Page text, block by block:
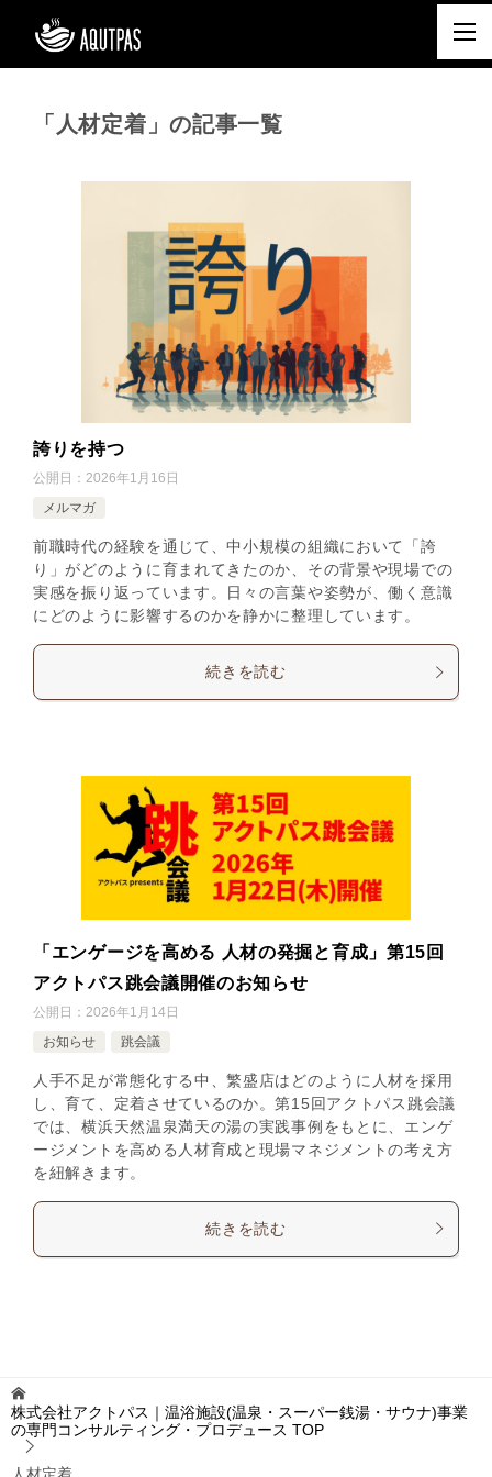
「人材定着」の記事一覧
誇りを持つ
公開日： 2026年1月16日
メルマガ
前職時代の経験を通じて、中小規模の組織において「誇
り」がどのように育まれてきたのか、その背景や現場での
実感を振り返っています。日々の言葉や姿勢が、働く意識
にどのように影響するのかを静かに整理しています。
続きを読む
「エンゲージを高める 人材の発掘と育成」第15回
アクトパス跳会議開催のお知らせ
公開日： 2026年1月14日
お知らせ
跳会議
人手不足が常態化する中、繁盛店はどのように人材を採用
し、育て、定着させているのか。第15回アクトパス跳会議
では、横浜天然温泉満天の湯の実践事例をもとに、エンゲ
ージメントを高める人材育成と現場マネジメントの考え方
を紐解きます。
続きを読む
株式会社アクトパス｜温浴施設(温泉・スーパー銭湯・サウナ)事業
の専門コンサルティング・プロデュース TOP